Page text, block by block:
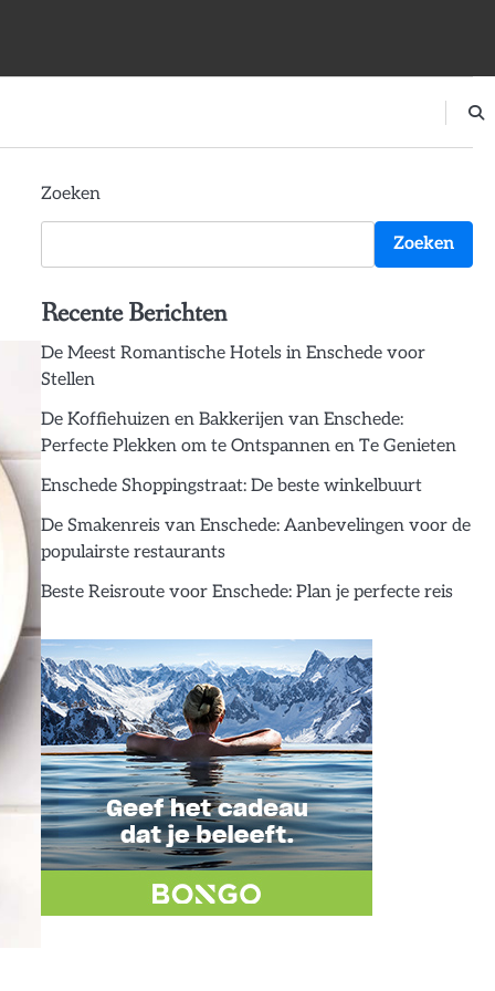
Zoeken
Zoeken
Recente Berichten
De Meest Romantische Hotels in Enschede voor
Stellen
De Koffiehuizen en Bakkerijen van Enschede:
Perfecte Plekken om te Ontspannen en Te Genieten
Enschede Shoppingstraat: De beste winkelbuurt
De Smakenreis van Enschede: Aanbevelingen voor de
populairste restaurants
Beste Reisroute voor Enschede: Plan je perfecte reis